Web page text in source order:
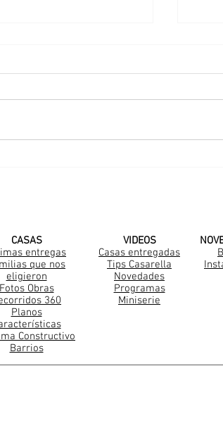
Construccion Steel Frame
CASAS
entregas
que nos
eligieron
Fotos Obras
360
Planos
Constructivo
Barrios
VIDEOS
Casas entregadas
Tips Casarella
Novedades
Programas
Miniserie